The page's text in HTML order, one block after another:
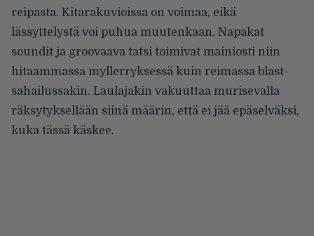
reipasta. Kitarakuvioissa on voimaa, eikä
lässyttelystä voi puhua muutenkaan. Napakat
soundit ja groovaava tatsi toimivat mainiosti niin
hitaammassa myllerryksessä kuin reimassa blast-
sahailussakin. Laulajakin vakuuttaa murisevalla
räksytyksellään siinä määrin, että ei jää epäselväksi,
kuka tässä käskee.